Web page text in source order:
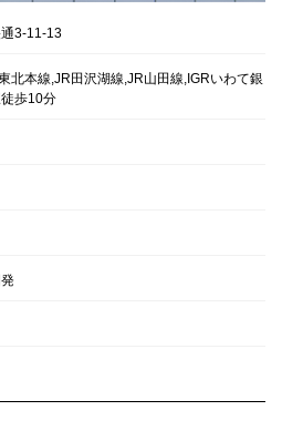
3-11-13
北本線,JR田沢湖線,JR山田線,IGRいわて銀
歩10分